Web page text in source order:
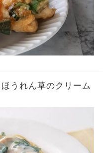
うれん草のクリーム